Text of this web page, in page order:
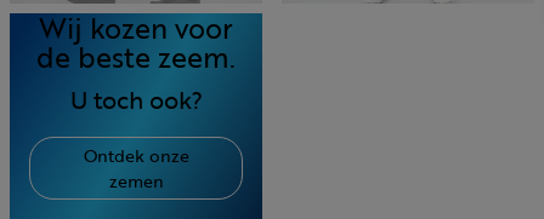
Wij kozen voor
de beste zeem.
U toch ook?
Ontdek onze
zemen